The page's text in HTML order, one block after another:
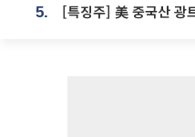
5.